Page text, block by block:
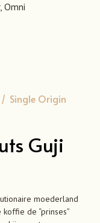
Omni
/ Single Origin
Guji
moederland
de “prinses”